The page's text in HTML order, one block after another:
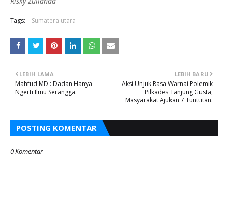
Tags: Sumatera utara
LEBIH BARU
Aksi Unjuk Rasa Warnai Polemik
Pilkades Tanjung Gusta,
Masyarakat Ajukan 7 Tuntutan.
LEBIH LAMA
Mahfud MD : Dadan Hanya
Ngerti Ilmu Serangga.
POSTING KOMENTAR
0 Komentar